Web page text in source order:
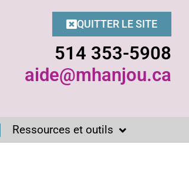
QUITTER LE SITE
514 353-5908
aide@mhanjou.ca
Ressources et outils